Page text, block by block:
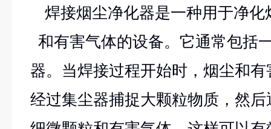
焊接烟尘净化器是一种用于净化
和有害气体的设备。它通常包括
器。当焊接过程开始时，烟尘和
经过集尘器捕捉大颗粒物质，然